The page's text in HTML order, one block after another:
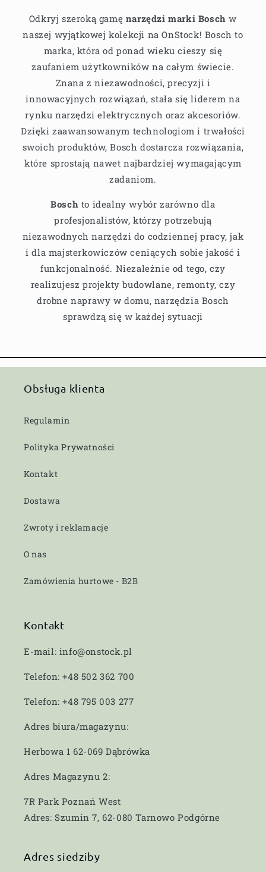
Odkryj szeroką gamę narzędzi marki Bosch w
naszej wyjątkowej kolekcji na OnStock! Bosch to
marka, która od ponad wieku cieszy się
zaufaniem użytkowników na całym świecie.
Znana z niezawodności, precyzji i
innowacyjnych rozwiązań, stała się liderem na
rynku narzędzi elektrycznych oraz akcesoriów.
Dzięki zaawansowanym technologiom i trwałości
swoich produktów, Bosch dostarcza rozwiązania,
które sprostają nawet najbardziej wymagającym
zadaniom.
Bosch to idealny wybór zarówno dla
profesjonalistów, którzy potrzebują
niezawodnych narzędzi do codziennej pracy, jak
i dla majsterkowiczów ceniących sobie jakość i
funkcjonalność. Niezależnie od tego, czy
realizujesz projekty budowlane, remonty, czy
drobne naprawy w domu, narzędzia Bosch
sprawdzą się w każdej sytuacji
Obsługa klienta
Regulamin
Polityka Prywatności
Kontakt
Dostawa
Zwroty i reklamacje
O nas
Zamówienia hurtowe - B2B
Kontakt
E-mail: info@onstock.pl
Telefon: +48 502 362 700
Telefon: +48 795 003 277
Adres biura/magazynu:
Herbowa 1 62-069 Dąbrówka
Adres Magazynu 2:
7R Park Poznań West
Adres: Szumin 7, 62-080 Tarnowo Podgórne
Adres siedziby